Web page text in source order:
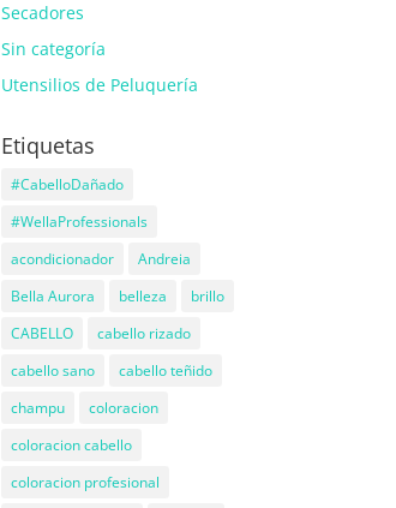
Secadores
Sin categoría
Utensilios de Peluquería
Etiquetas
#CabelloDañado
#WellaProfessionals
acondicionador
Andreia
Bella Aurora
belleza
brillo
CABELLO
cabello rizado
cabello sano
cabello teñido
champu
coloracion
coloracion cabello
coloracion profesional